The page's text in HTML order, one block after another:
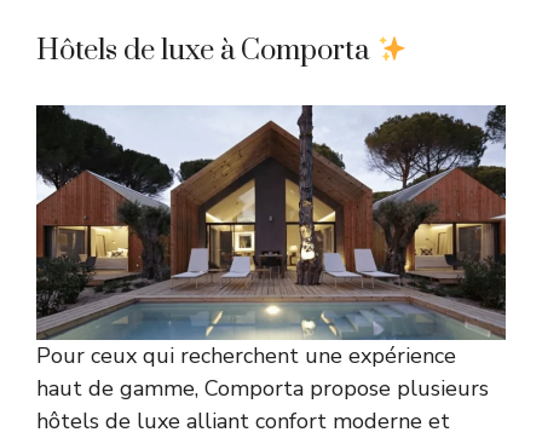
Hôtels de luxe à Comporta
Pour ceux qui recherchent une expérience
haut de gamme, Comporta propose plusieurs
hôtels de luxe alliant confort moderne et